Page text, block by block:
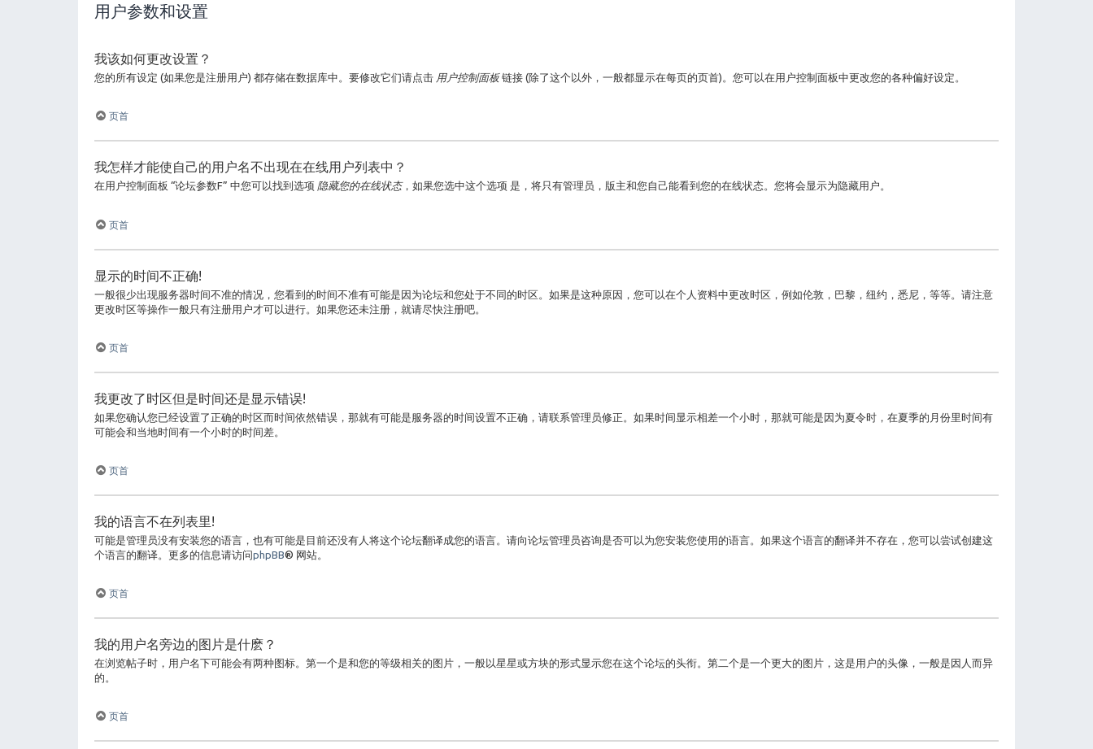
用户参数和设置
我该如何更改设置？
您的所有设定 (如果您是注册用户) 都存储在数据库中。要修改它们请点击 用户控制面板链接 (除了这个以外，一般都显示在每页的页首)。您可以在用户控制面板中更改您的各种偏好设定。
页首
我怎样才能使自己的用户名不出现在在线用户列表中？
在用户控制面板 “论坛参数F” 中您可以找到选项 隐藏您的在线状态，如果您选中这个选项 是 ，将只有管理员，版主和您自己能看到您的在线状态。您将会显示为隐藏用户。
页首
显示的时间不正确!
一般很少出现服务器时间不准的情况，您看到的时间不准有可能是因为论坛和您处于不同的时区。如果是这种原因，您可以在个人资料中更改时区，例如伦敦，巴黎，纽约，悉尼，等等。请注意
更改时区等操作一般只有注册用户才可以进行。如果您还未注册，就请尽快注册吧。
页首
我更改了时区但是时间还是显示错误!
如果您确认您已经设置了正确的时区而时间依然错误，那就有可能是服务器的时间设置不正确，请联系管理员修正。如果时间显示相差一个小时，那就可能是因为夏令时，在夏季的月份里时间有
可能会和当地时间有一个小时的时间差。
页首
我的语言不在列表里!
可能是管理员没有安装您的语言，也有可能是目前还没有人将这个论坛翻译成您的语言。请向论坛管理员咨询是否可以为您安装您使用的语言。如果这个语言的翻译并不存在，您可以尝试创建这
个语言的翻译。更多的信息请访问phpBB® 网站。
页首
我的用户名旁边的图片是什麽？
在浏览帖子时，用户名下可能会有两种图标。第一个是和您的等级相关的图片，一般以星星或方块的形式显示您在这个论坛的头衔。第二个是一个更大的图片，这是用户的头像，一般是因人而异
的。
页首